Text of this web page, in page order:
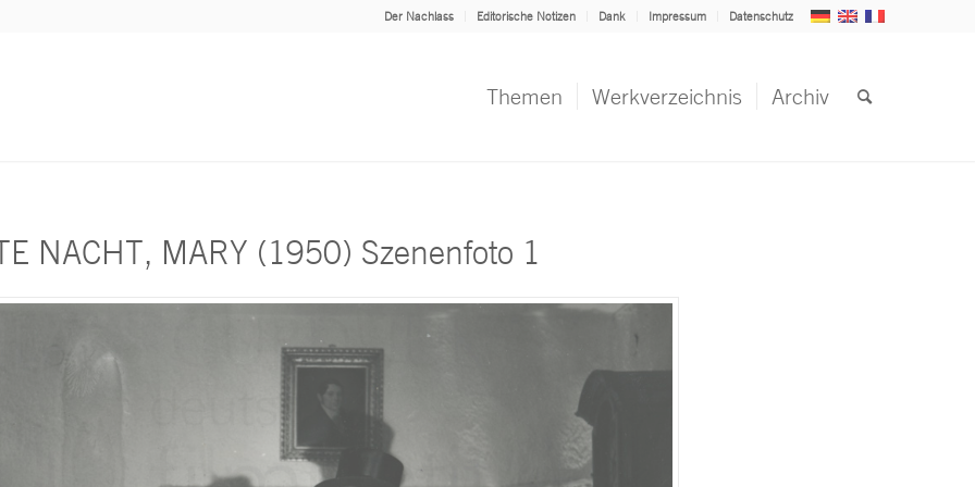
Der Nachlass Editorische Notizen Dank Impressum Datenschutz
Themen Werkverzeichnis Archiv
NACHT, MARY (1950) Szenenfoto 1